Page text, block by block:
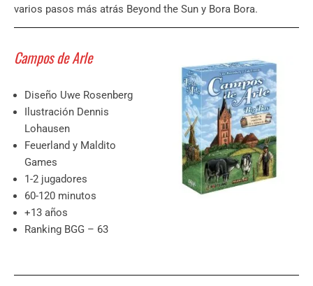
varios pasos más atrás Beyond the Sun y Bora Bora.
Campos de Arle
Diseño Uwe Rosenberg
Ilustración Dennis
Lohausen
Feuerland y Maldito
Games
1-2 jugadores
60-120 minutos
+13 años
Ranking BGG – 63